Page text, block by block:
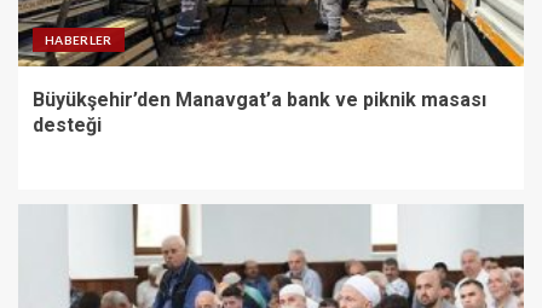
HABERLER
Büyükşehir’den Manavgat’a bank ve piknik masası
desteği